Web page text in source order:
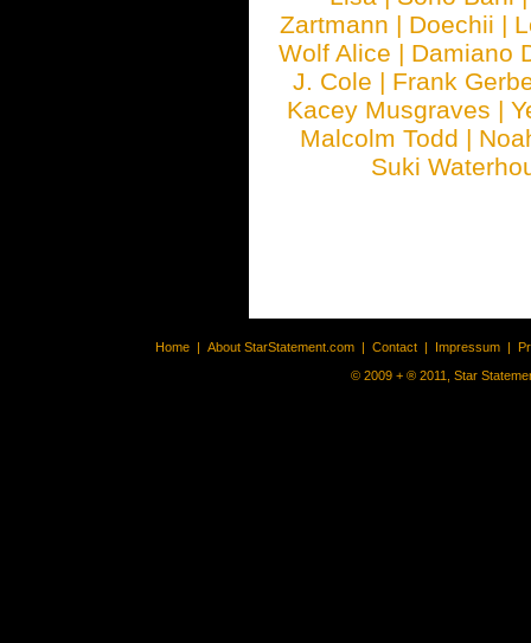
Zartmann | Doechii |
Wolf Alice | Damiano
J. Cole | Frank
Kacey Musgraves |
Malcolm Todd |
Suki
Home | About StarStatement.com | Contact | Impressum |
© 2009 + ® 2011, Star